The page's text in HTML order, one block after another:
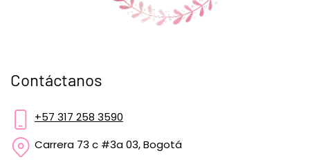
Contáctanos
+57 317 258 3590
Carrera 73 c #3a 03, Bogotá